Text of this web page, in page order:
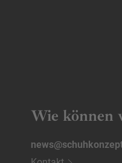
Wie können